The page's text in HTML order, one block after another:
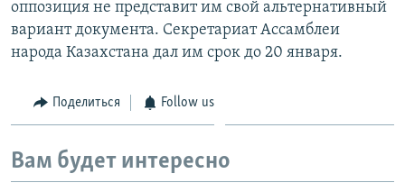
оппозиция не представит им свой альтернативный
вариант документа. Секретариат Ассамблеи
народа Казахстана дал им срок до 20 января.
Поделиться Follow us
Вам будет интересно